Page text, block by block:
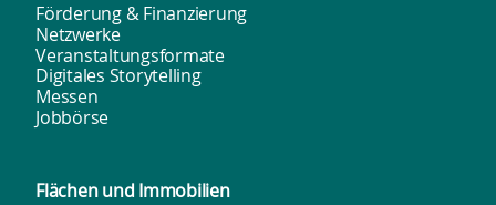
Förderung & Finanzierung
Netzwerke
Veranstaltungsformate
Digitales Storytelling
Messen
Jobbörse
Flächen undImmobilien